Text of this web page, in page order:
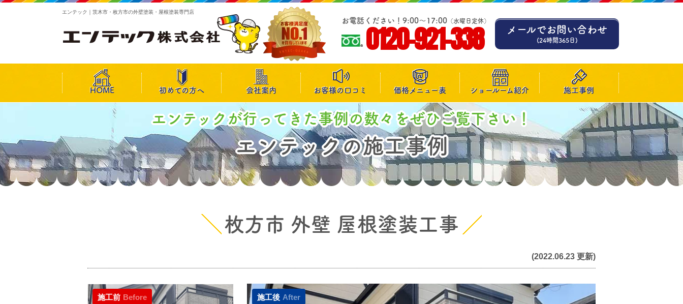
エンテック｜茨木市・枚方市の外壁塗装・屋根塗装専門店
お電話ください！9:00～17:00 （水曜日定休）
0120-921-338 メールでお問い合わせ
(24時間365日)
HOME 初めての方へ 会社案内 お客様の口コミ 価格メニュー表 ショールーム紹介 施工事例
エンテックが行ってきた事例の数々をぜひご覧下さい！
エンテックの施工事例
枚方市 外壁 屋根塗装工事
(2022.06.23 更新)
施工後 After
施工前 Before